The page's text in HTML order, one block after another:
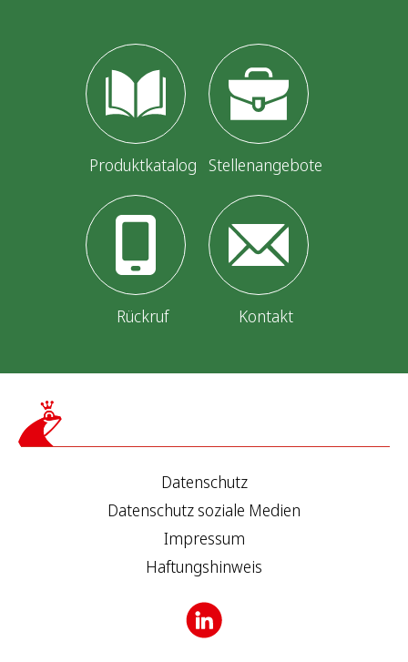
Produktkatalog Stellenangebote
Rückruf Kontakt
Datenschutz
Datenschutz soziale Medien
Impressum
Haftungshinweis